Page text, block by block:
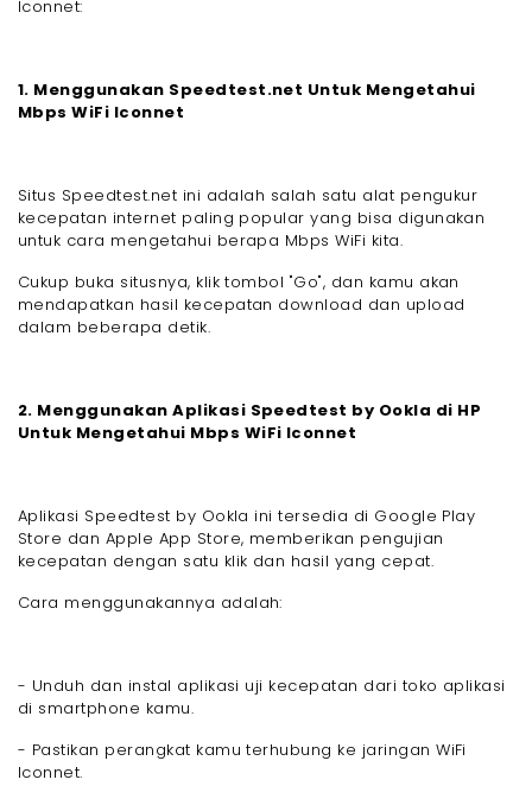
Iconnet:
1. Menggunakan Speedtest.net Untuk Mengetahui
Mbps WiFi Iconnet
Situs Speedtest.net ini adalah salah satu alat pengukur
kecepatan internet paling popular yang bisa digunakan
untuk cara mengetahui berapa Mbps WiFi kita.
Cukup buka situsnya, klik tombol "Go", dan kamu akan
mendapatkan hasil kecepatan download dan upload
dalam beberapa detik.
2. Menggunakan Aplikasi Speedtest by Ookla di HP
Untuk Mengetahui Mbps WiFi Iconnet
Aplikasi Speedtest by Ookla ini tersedia di Google Play
Store dan Apple App Store, memberikan pengujian
kecepatan dengan satu klik dan hasil yang cepat.
Cara menggunakannya adalah:
- Unduh dan instal aplikasi uji kecepatan dari toko aplikasi
di smartphone kamu.
- Pastikan perangkat kamu terhubung ke jaringan WiFi
Iconnet.